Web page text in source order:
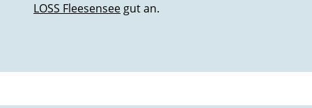
LOSS Fleesensee gut an.